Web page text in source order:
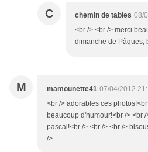
C chemin de tables 08/
<br /> <br /> merci
dimanche de Pâques,
M mamounette41 07/04/2012
<br /> adorables ces
beaucoup d'humour!<br /> <br
pascal!<br /> <br /> <br />
/>